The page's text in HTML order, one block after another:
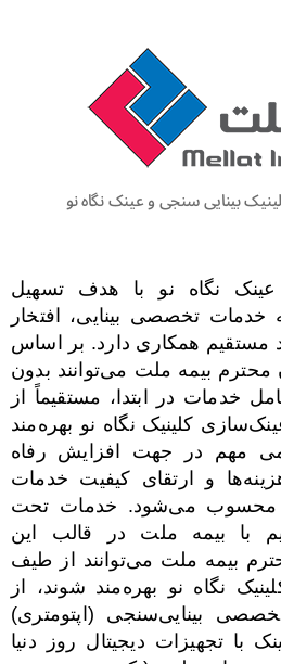
بینایی سنجی و عینک نگاه نو
عینک نگاه نو با هدف تسهیل
تخصصی بینایی، افتخار
مستقیم همکاری دارد. بر اساس
محترم بیمه ملت می‌توانند بدون
خدمات در ابتدا، مستقیماً از
کلینیک نگاه نو بهره‌مند
مهم در جهت افزایش رفاه
و ارتقای کیفیت خدمات
محسوب می‌شود. خدمات تحت
با بیمه ملت در قالب این
بیمه ملت می‌توانند از طیف
نگاه نو بهره‌مند شوند، از
بینایی‌سنجی (اپتومتری)
با تجهیزات دیجیتال روز دنیا